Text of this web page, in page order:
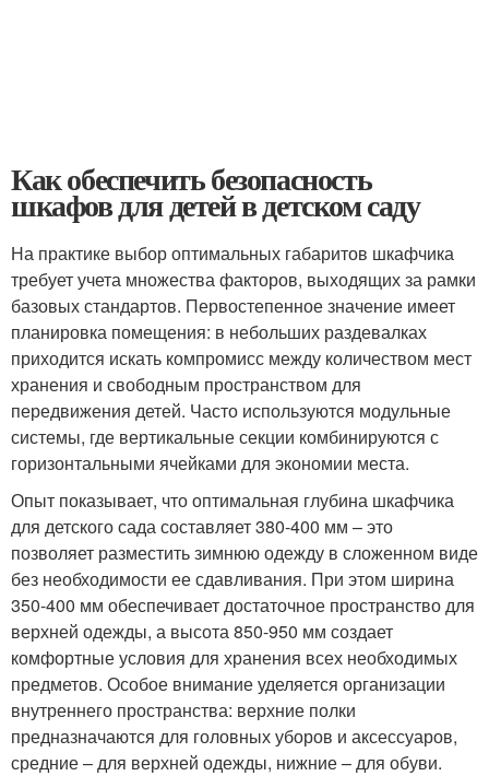
Как обеспечить безопасность
шкафов для детей в детском саду
На практике выбор оптимальных габаритов шкафчика
требует учета множества факторов, выходящих за рамки
базовых стандартов. Первостепенное значение имеет
планировка помещения: в небольших раздевалках
приходится искать компромисс между количеством мест
хранения и свободным пространством для
передвижения детей. Часто используются модульные
системы, где вертикальные секции комбинируются с
горизонтальными ячейками для экономии места.
Опыт показывает, что оптимальная глубина шкафчика
для детского сада составляет 380-400 мм – это
позволяет разместить зимнюю одежду в сложенном виде
без необходимости ее сдавливания. При этом ширина
350-400 мм обеспечивает достаточное пространство для
верхней одежды, а высота 850-950 мм создает
комфортные условия для хранения всех необходимых
предметов. Особое внимание уделяется организации
внутреннего пространства: верхние полки
предназначаются для головных уборов и аксессуаров,
средние – для верхней одежды, нижние – для обуви.